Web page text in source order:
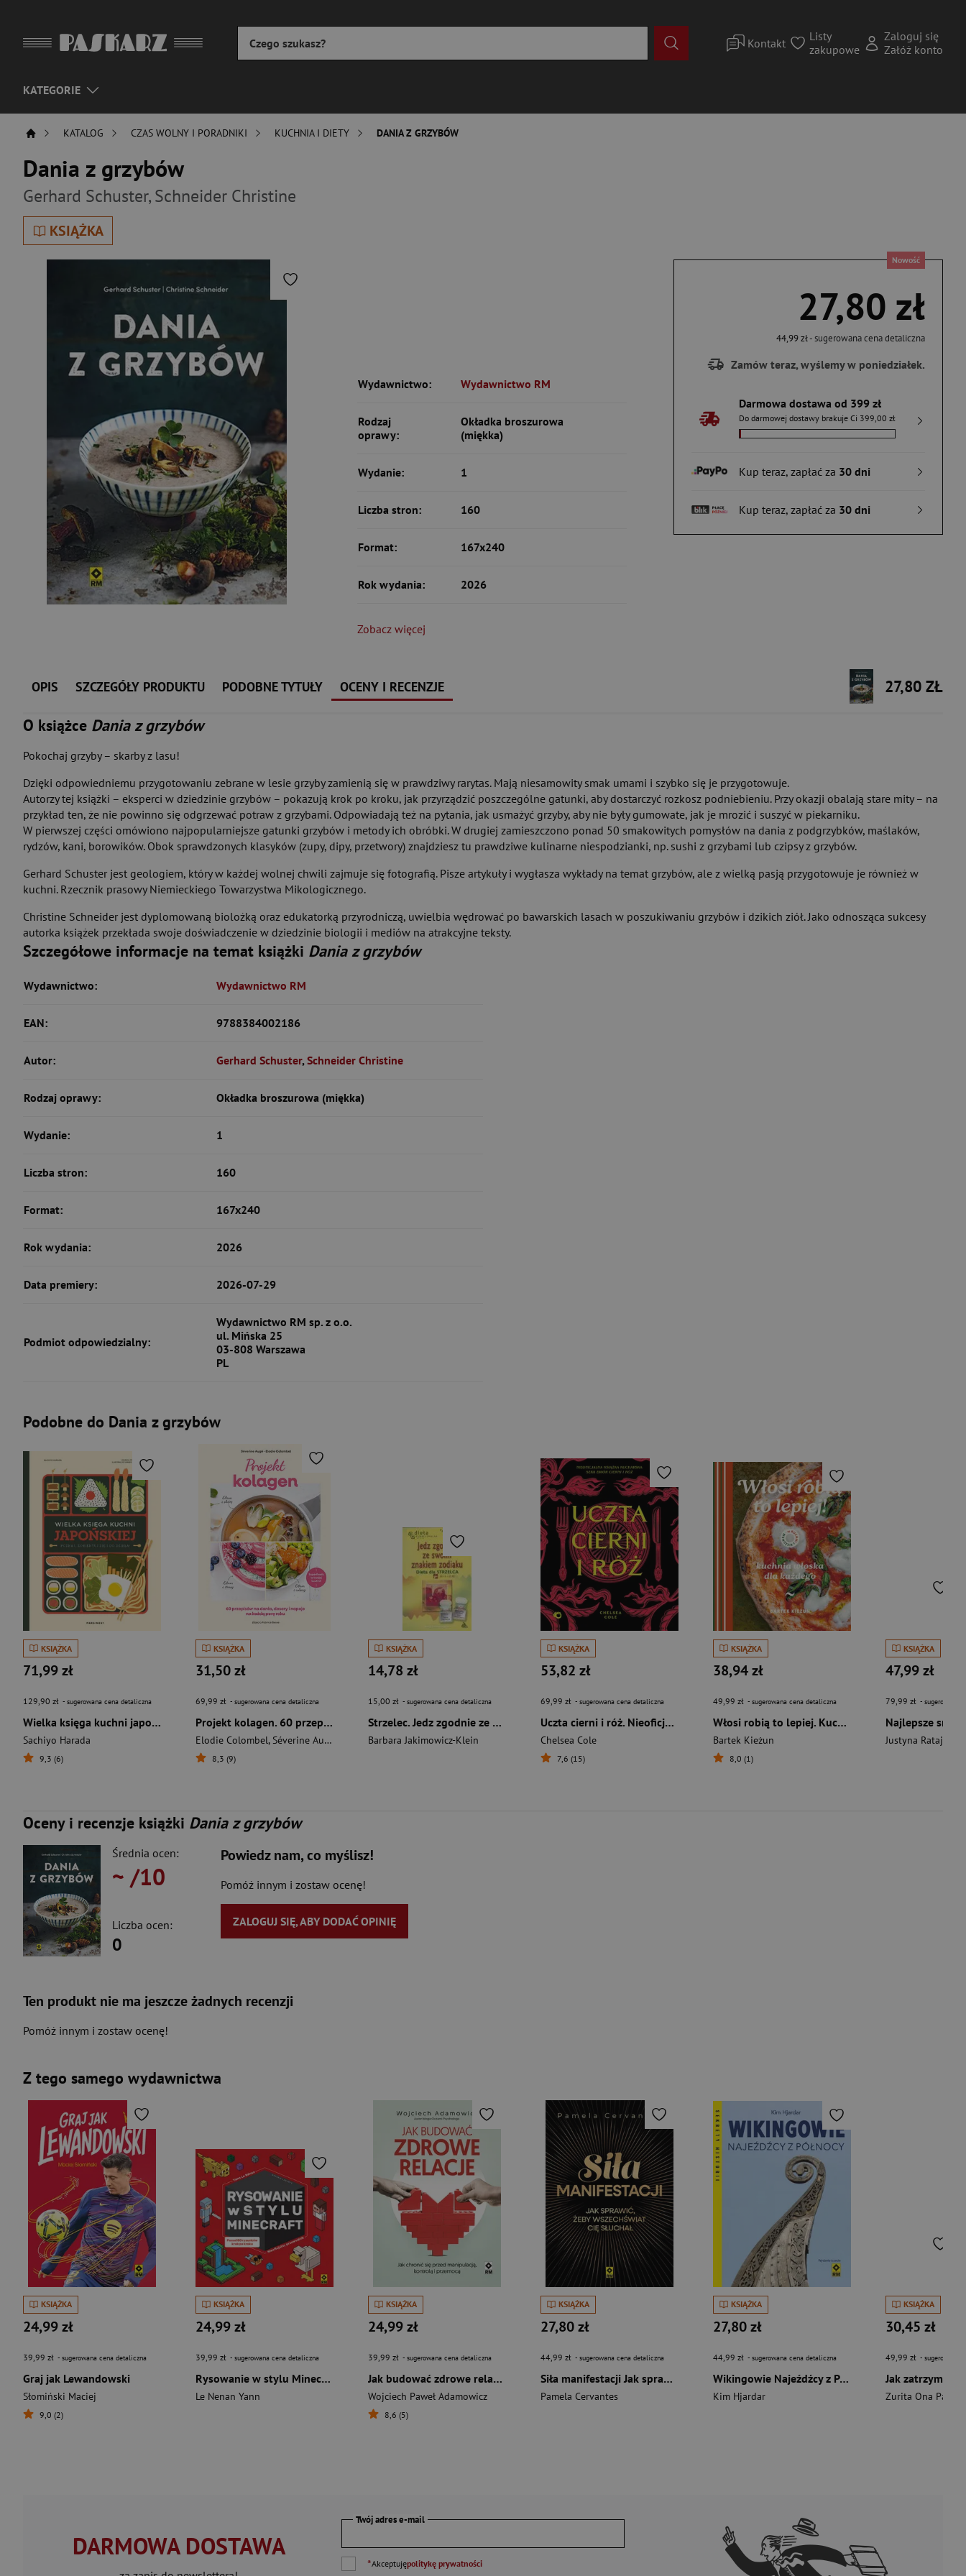
Kontakt
Listy
zakupowe
Zaloguj się
Załóż konto
KATEGORIE
KATALOG CZAS WOLNY I PORADNIKI KUCHNIA I DIETY DANIA Z GRZYBÓW
Dania z grzybów
Gerhard Schuster,Schneider Christine
KSIĄŻKA
Nowość
27,80 zł
44,99 zł- sugerowana cena detaliczna
Zamów teraz, wyślemy w poniedziałek.
Darmowa dostawa od 399 zł
Do darmowej dostawy brakuje Ci 399,00 zł
Kup teraz, zapłać za 30 dni
Kup teraz, zapłać za 30 dni
Wydawnictwo: Wydawnictwo RM
Rodzaj
oprawy:
Okładka broszurowa
(miękka)
Wydanie: 1
Liczba stron: 160
Format: 167x240
Rok wydania: 2026
Zobacz więcej
OPIS SZCZEGÓŁY PRODUKTU PODOBNE TYTUŁY OCENY I RECENZJE
27,80 ZŁ
O książce Dania z grzybów
Pokochaj grzyby – skarby z lasu!
Dzięki odpowiedniemu przygotowaniu zebrane w lesie grzyby zamienią się w prawdziwy rarytas. Mają niesamowity smak umami i szybko się je przygotowuje.
Autorzy tej książki – eksperci w dziedzinie grzybów – pokazują krok po kroku, jak przyrządzić poszczególne gatunki, aby dostarczyć rozkosz podniebieniu. Przy okazji obalają stare mity – na
przykład ten, że nie powinno się odgrzewać potraw z grzybami. Odpowiadają też na pytania, jak usmażyć grzyby, aby nie były gumowate, jak je mrozić i suszyć w piekarniku.
W pierwszej części omówiono najpopularniejsze gatunki grzybów i metody ich obróbki. W drugiej zamieszczono ponad 50 smakowitych pomysłów na dania z podgrzybków, maślaków,
rydzów, kani, borowików. Obok sprawdzonych klasyków (zupy, dipy, przetwory) znajdziesz tu prawdziwe kulinarne niespodzianki, np. sushi z grzybami lub czipsy z grzybów.
Gerhard Schuster jest geologiem, który w każdej wolnej chwili zajmuje się fotografią. Pisze artykuły i wygłasza wykłady na temat grzybów, ale z wielką pasją przygotowuje je również w
kuchni. Rzecznik prasowy Niemieckiego Towarzystwa Mikologicznego.
Christine Schneider jest dyplomowaną biolożką oraz edukatorką przyrodniczą, uwielbia wędrować po bawarskich lasach w poszukiwaniu grzybów i dzikich ziół. Jako odnosząca sukcesy
autorka książek przekłada swoje doświadczenie w dziedzinie biologii i mediów na atrakcyjne teksty.
Szczegółowe informacje na temat książki Dania z grzybów
Wydawnictwo: Wydawnictwo RM
EAN: 9788384002186
Autor: Gerhard Schuster,Schneider Christine
Rodzaj oprawy: Okładka broszurowa (miękka)
Wydanie: 1
Liczba stron: 160
Format: 167x240
Rok wydania: 2026
Data premiery: 2026-07-29
Podmiot odpowiedzialny:
Wydawnictwo RM sp. z o.o.
ul. Mińska 25
03-808 Warszawa
PL
Podobne do Dania z grzybów
KSIĄŻKA
71,99 zł
129,90 zł - sugerowana cena detaliczna
Wielka księga kuchni japońskiej. Poznaj, zorientuj się i do dzieła!
Sachiyo Harada
9,3 (6)
KSIĄŻKA
31,50 zł
69,99 zł - sugerowana cena detaliczna
Projekt kolagen. 60 przepisów na dania, desery i napoje na każdą porę roku
Elodie Colombel, Séverine Augé
8,3 (9)
KSIĄŻKA
14,78 zł
15,00 zł - sugerowana cena detaliczna
Strzelec. Jedz zgodnie ze swoim znakiem zodiaku
Barbara Jakimowicz-Klein
KSIĄŻKA
53,82 zł
69,99 zł - sugerowana cena detaliczna
Uczta cierni i róż. Nieoficjalna książka kucharska serii Dwór cierni i róż
Chelsea Cole
7,6 (15)
KSIĄŻKA
38,94 zł
49,99 zł - sugerowana cena detaliczna
Włosi robią to lepiej. Kuchnia włoska dla każdego. W kuchni z Kieżunem
Bartek Kieżun
8,0 (1)
KSIĄŻKA
47,99 zł
79,99 zł - sugerowana
Justyna Ratajczak
Oceny i recenzje książki Dania z grzybów
Średnia ocen:
~ /10
Liczba ocen:
0
Powiedz nam, co myślisz!
Pomóż innym i zostaw ocenę!
ZALOGUJ SIĘ, ABY DODAĆ OPINIĘ
Ten produkt nie ma jeszcze żadnych recenzji
Pomóż innym i zostaw ocenę!
Z tego samego wydawnictwa
KSIĄŻKA
24,99 zł
39,99 zł - sugerowana cena detaliczna
Graj jak Lewandowski
Słomiński Maciej
9,0 (2)
KSIĄŻKA
24,99 zł
39,99 zł - sugerowana cena detaliczna
Rysowanie w stylu Minecraft wyd. 2026
Le Nenan Yann
KSIĄŻKA
24,99 zł
39,99 zł - sugerowana cena detaliczna
Jak budować zdrowe relacje
Wojciech Paweł Adamowicz
8,6 (5)
KSIĄŻKA
27,80 zł
44,99 zł - sugerowana cena detaliczna
Siła manifestacji Jak sprawić żeby wszechświat cię słuchał
Pamela Cervantes
KSIĄŻKA
27,80 zł
44,99 zł - sugerowana cena detaliczna
Wikingowie Najeźdźcy z Północy wyd. 2026
Kim Hjardar
KSIĄŻKA
30,45 zł
49,99 zł - sugerowana
Zurita Ona
DARMOWA DOSTAWA
Twój adres e-mail
*Akceptujępolitykę prywatności